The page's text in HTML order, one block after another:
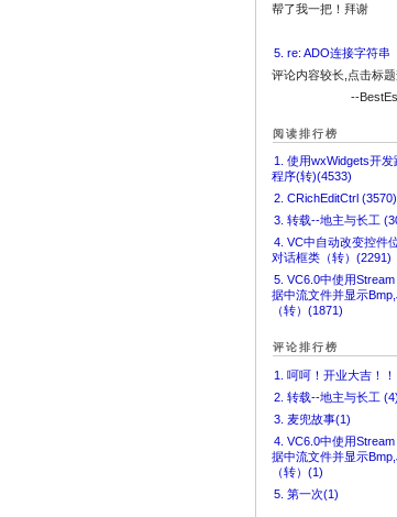
帮了我一把！拜谢
5. re: ADO连接字符串
评论内容较长,点击标
--
阅读排行榜
1. 使用wxWidgets开发
程序(转)(4533)
2. CRichEditCtrl (3570)
3. 转载--地主与长工
4. VC中自动改变控件
对话框类（转）(2291)
5. VC6.0中使用
据中流文件并显示
（转）(1871)
评论排行榜
1. 呵呵！开业大吉！
2. 转载--地主与长工 (4)
3. 麦兜故事(1)
4. VC6.0中使用
据中流文件并显示
（转）(1)
5. 第一次(1)